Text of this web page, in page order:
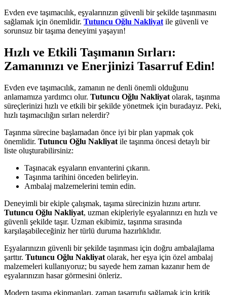
Evden eve taşımacılık, eşyalarınızın güvenli bir şekilde taşınmasını
sağlamak için önemlidir. Tutuncu Oğlu Nakliyat ile güvenli ve
sorunsuz bir taşıma deneyimi yaşayın!
Hızlı ve Etkili Taşımanın Sırları:
Zamanınızı ve Enerjinizi Tasarruf Edin!
Evden eve taşımacılık, zamanın ne denli önemli olduğunu
anlamamıza yardımcı olur. Tutuncu Oğlu Nakliyat olarak, taşınma
süreçlerinizi hızlı ve etkili bir şekilde yönetmek için buradayız. Peki,
hızlı taşımacılığın sırları nelerdir?
Taşınma sürecine başlamadan önce iyi bir plan yapmak çok
önemlidir. Tutuncu Oğlu Nakliyat ile taşınma öncesi detaylı bir
liste oluşturabilirsiniz:
Taşınacak eşyaların envanterini çıkarın.
Taşınma tarihini önceden belirleyin.
Ambalaj malzemelerini temin edin.
Deneyimli bir ekiple çalışmak, taşıma sürecinizin hızını artırır.
Tutuncu Oğlu Nakliyat, uzman ekipleriyle eşyalarınızı en hızlı ve
güvenli şekilde taşır. Uzman ekibimiz, taşınma sırasında
karşılaşabileceğiniz her türlü duruma hazırlıklıdır.
Eşyalarınızın güvenli bir şekilde taşınması için doğru ambalajlama
şarttır. Tutuncu Oğlu Nakliyat olarak, her eşya için özel ambalaj
malzemeleri kullanıyoruz; bu sayede hem zaman kazanır hem de
eşyalarınızın hasar görmesini önleriz.
Modern taşıma ekipmanları, zaman tasarrufu sağlamak için kritik